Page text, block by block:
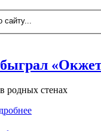
родных стенах